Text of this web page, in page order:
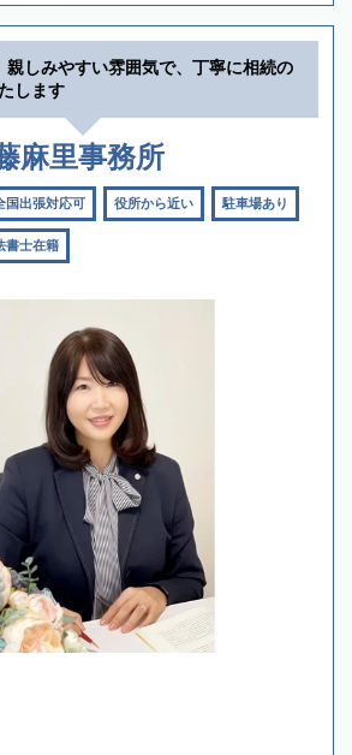
親しみやすい雰囲気で、丁寧に相続の
します
麻里事務所
国出張対応可 役所から近い 駐車場あり
書士在籍